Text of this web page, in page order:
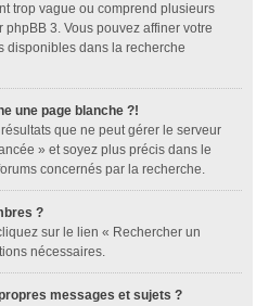
trop vague ou comprend plusieurs
3. Vous pouvez affiner votre
disponibles dans la recherche
une page blanche ?!
que ne peut gérer le serveur
» et soyez plus précis dans le
concernés par la recherche.
?
sur le lien « Rechercher un
nécessaires.
messages et sujets ?